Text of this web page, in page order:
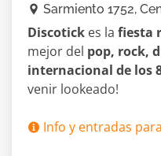
Sarmiento 1752,
Discotick es la fiesta
mejor del pop, rock,
internacional de los
venir lookeado!
Info y entradas